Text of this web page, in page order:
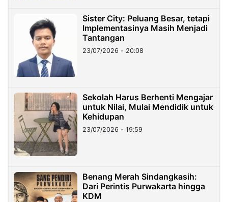
Sister City: Peluang Besar, tetapi
Implementasinya Masih Menjadi
Tantangan
23/07/2026 - 20:08
Sekolah Harus Berhenti Mengajar
untuk Nilai, Mulai Mendidik untuk
Kehidupan
23/07/2026 - 19:59
Benang Merah Sindangkasih:
Dari Perintis Purwakarta hingga
KDM